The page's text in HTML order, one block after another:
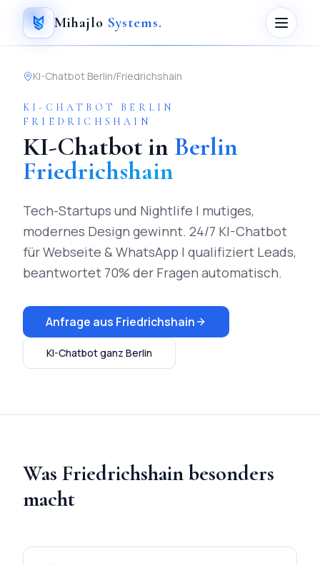
Mihajlo Systems.
KI-Chatbot Berlin/Friedrichshain
KI-CHATBOT
BERLIN
FRIEDRICHSHAIN
KI-Chatbot in Berlin
Friedrichshain
Tech-Startups und Nightlife | mutiges,
modernes Design gewinnt. 24/7 KI-Chatbot
für Webseite & WhatsApp | qualifiziert Leads,
beantwortet 70% der Fragen automatisch.
Anfrage aus Friedrichshain
KI-Chatbotganz Berlin
Was Friedrichshainbesonders
macht